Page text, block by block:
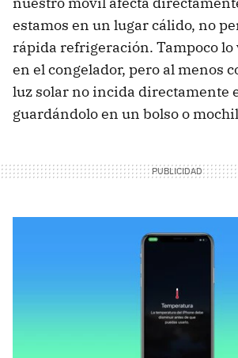
estamos en un lugar cálido, no
rápida refrigeración. Tampoco lo
en el congelador, pero al menos
luz solar no incida directamente
guardándolo en un bolso o